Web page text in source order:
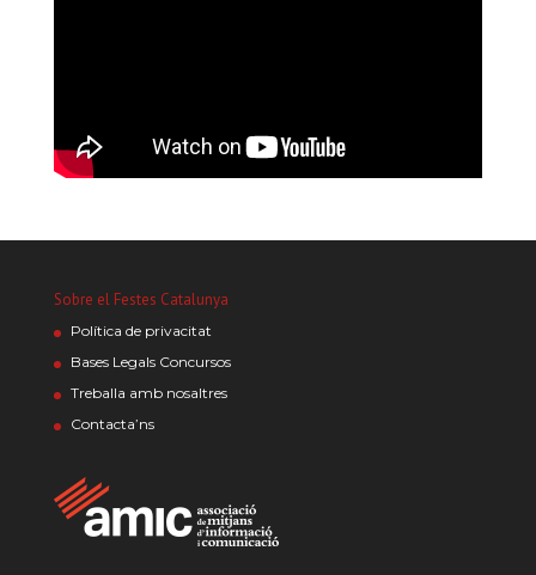
Sobre el Festes Catalunya
Política de privacitat
Bases Legals Concursos
Treballa amb nosaltres
Contacta’ns